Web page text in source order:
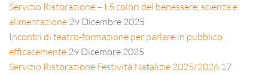
Servizio Ristorazione – I 5 colori del benessere, scienza e
alimentazione 29 Dicembre 2025
Incontri di teatro-formazione per parlare in pubblico
efficacemente 29 Dicembre 2025
Servizio Ristorazione Festività Natalizie 2025/2026 17